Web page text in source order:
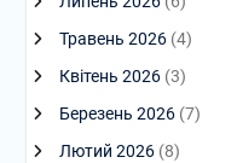
Травень 2026(4)
Квітень 2026(3)
Березень 2026(7)
Лютий 2026(8)